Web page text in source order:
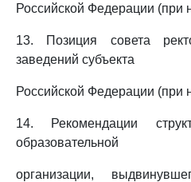
Российской Федерации (при
13. Позиция совета
заведений субъекта
Российской Федерации (при
14. Рекомендации
образовательной
организации,